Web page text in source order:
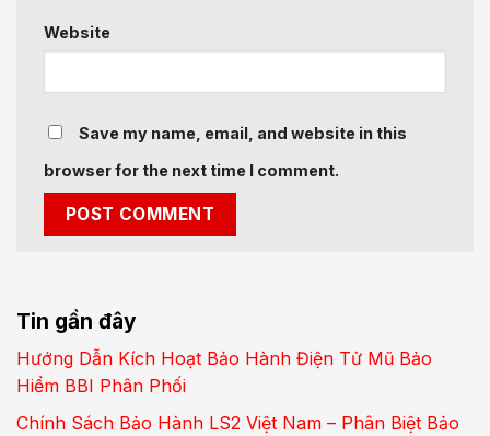
Website
Save my name, email, and website in this
browser for the next time I comment.
Tin gần đây
Hướng Dẫn Kích Hoạt Bảo Hành Điện Tử Mũ Bảo
Hiểm BBI Phân Phối
Chính Sách Bảo Hành LS2 Việt Nam – Phân Biệt Bảo